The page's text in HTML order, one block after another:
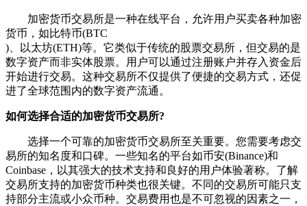
加密货币交易所是一种在线平台，允许用户买卖各种加密
货币，如比特币(BTC
)、以太坊(ETH)等。它类似于传统的股票交易所，但交易的是
数字资产而非实体股票。用户可以通过注册账户并存入资金后
开始进行交易。这种交易所不仅提供了便捷的交易方式，还促
进了全球范围内的数字资产流通。
如何选择合适的加密货币交易所?
选择一个可靠的加密货币交易所至关重要。您需要考虑交
易所的知名度和口碑。一些知名的平台如币安(Binance)和
Coinbase，以其强大的技术支持和良好的用户体验著称。了解
交易所支持的加密货币种类也很关键。不同的交易所可能只支
持部分主流或小众币种。交易费用也是不可忽视的因素之一，